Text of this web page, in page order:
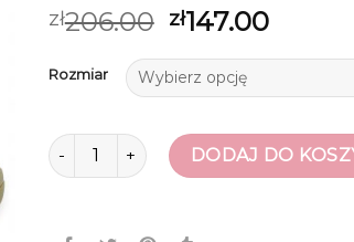
zł206.00 zł147.00
Rozmiar
ilość buty bartek DODAJ DO